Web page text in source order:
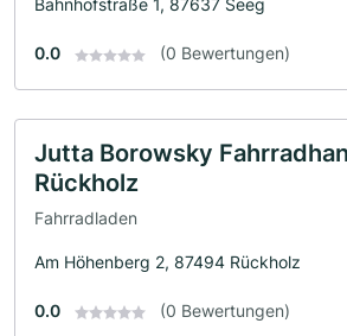
Bahnhofstraße 1, 87637 Seeg
0.0 (0 Bewertungen)
Jutta Borowsky
Rückholz
Fahrradladen
Am Höhenberg 2, 87494 Rückholz
0.0 (0 Bewertungen)